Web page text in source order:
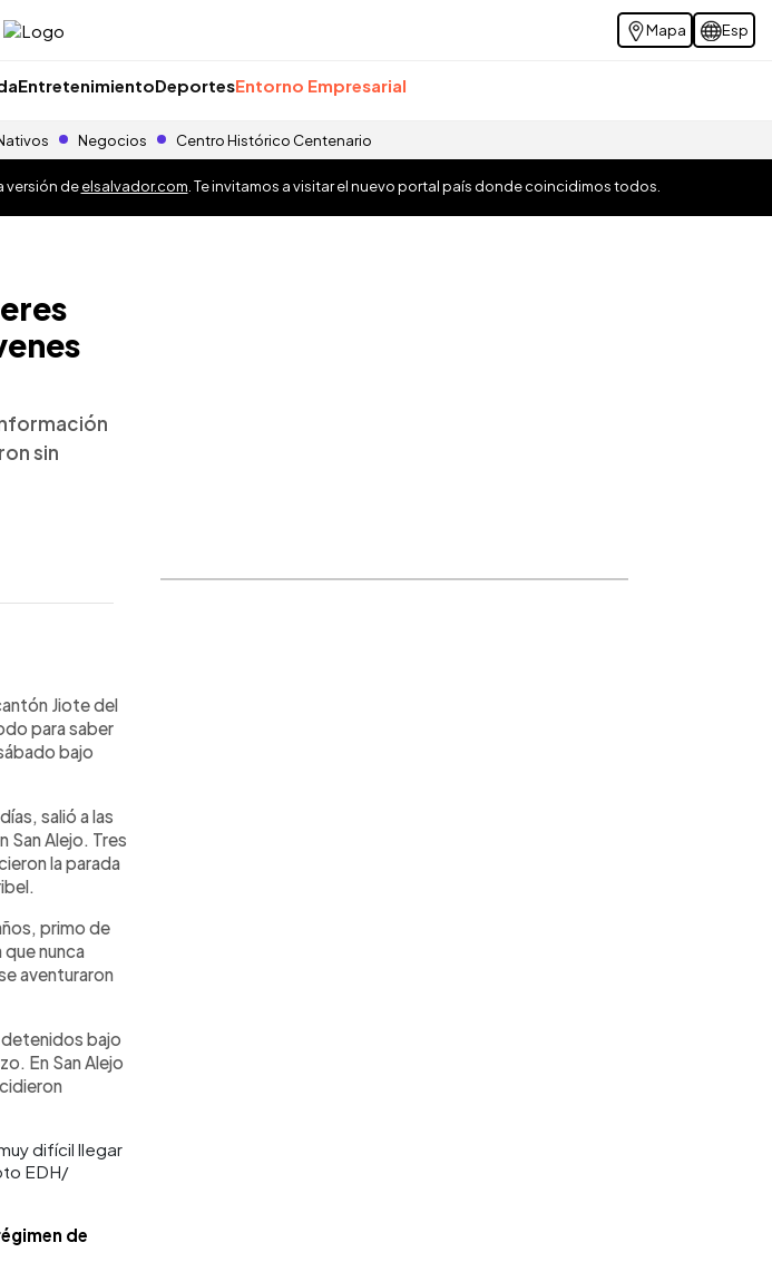
Mapa Esp
EntretenimientoDeportesEntorno Empresarial
Negocios Centro Histórico Centenario
versión deelsalvador.com . Te invitamos a visitar el nuevo portal país donde coincidimos todos.
sin
Jiote del
para saber
bajo
salió a las
San Alejo. Tres
la parada
primo de
nunca
aventuraron
detenidos bajo
En San Alejo
difícil llegar
EDH/
de